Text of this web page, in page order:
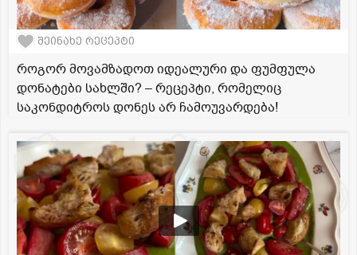
შეინახე რეცეპტი
როგორ მოვამზადოთ იდეალური და ფუმფულა
დონატები სახლში? – რეცეპტი, რომელიც
საკონდიტროს დონეს არ ჩამოუვარდება!